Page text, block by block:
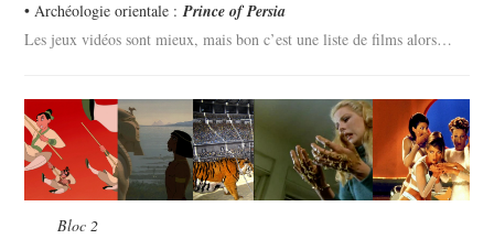
• Archéologie orientale :Prince of Persia
Les jeux vidéos sont mieux, mais bon c’est une liste de films alors…
Bloc 2